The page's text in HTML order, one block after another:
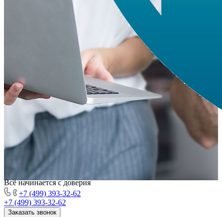
Всё начинается с доверия
+7 (499) 393-32-62
+7 (499) 393-32-62
Заказать звонок